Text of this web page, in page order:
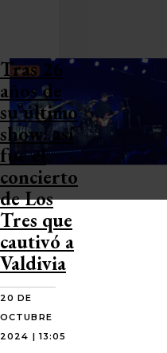
Tras 26
años de
su último
show: así
fue el
concierto
de Los
Tres que
cautivó a
Valdivia
20 DE
OCTUBRE
2024 | 13:05